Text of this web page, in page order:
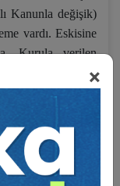
×
Kanunla değişik)
vardı. Eskisine
Kurula verilen
karşın tedbirlerin
ise daraltıldığı
biri,
sadece
azaltıldığı